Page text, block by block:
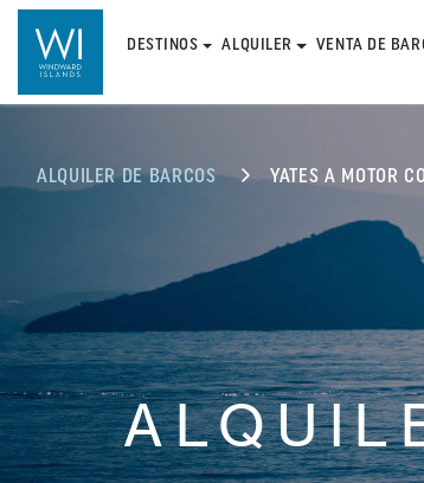
DESTINOS ALQUILER VENTA DE
ALQUILER DE BARCOS YATES A MOTOR